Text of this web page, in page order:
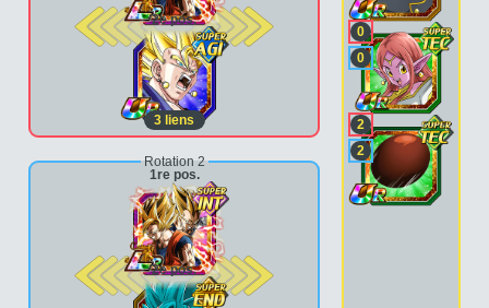
2e pos.
3 liens
Rotation 2
1re pos.
2e pos.
0
0
2
2